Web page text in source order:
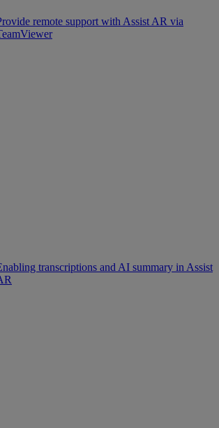
remote support with Assist AR via
transcriptions and AI summary in Assist